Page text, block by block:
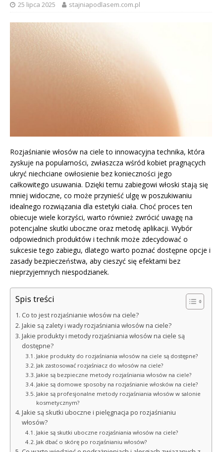
25 lipca 2025 stajniapodlasem.com.pl
Rozjaśnianie włosów na ciele to innowacyjna technika, która
zyskuje na popularności, zwłaszcza wśród kobiet pragnących
ukryć niechciane owłosienie bez konieczności jego
całkowitego usuwania. Dzięki temu zabiegowi włoski stają się
mniej widoczne, co może przynieść ulgę w poszukiwaniu
idealnego rozwiązania dla estetyki ciała. Choć proces ten
obiecuje wiele korzyści, warto również zwrócić uwagę na
potencjalne skutki uboczne oraz metodę aplikacji. Wybór
odpowiednich produktów i technik może zdecydować o
sukcesie tego zabiegu, dlatego warto poznać dostępne opcje i
zasady bezpieczeństwa, aby cieszyć się efektami bez
nieprzyjemnych niespodzianek.
Spis treści
Co to jest rozjaśnianie włosów na ciele?
Jakie są zalety i wady rozjaśniania włosów na ciele?
Jakie produkty i metody rozjaśniania włosów na ciele są
dostępne?
Jakie produkty do rozjaśniania włosów na ciele są dostępne?
Jak zastosować rozjaśniacz do włosów na ciele?
Jakie są bezpieczne metody rozjaśniania włosów na ciele?
Jakie są domowe sposoby na rozjaśnianie włosków na ciele?
Jakie są profesjonalne metody rozjaśniania włosów w salonie
kosmetycznym?
Jakie są skutki uboczne i pielęgnacja po rozjaśnianiu
włosów?
Jakie są skutki uboczne rozjaśniania włosów na ciele?
Jak dbać o skórę po rozjaśnianiu włosów?